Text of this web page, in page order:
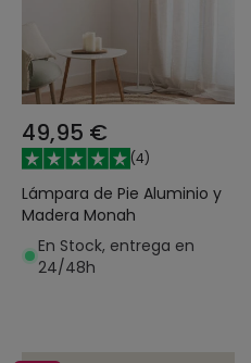
49,95 €
(4)
Lámpara de Pie Aluminio y
Madera Monah
En Stock, entrega en
24/48h